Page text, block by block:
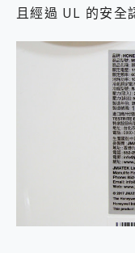
且經過 UL 的安全